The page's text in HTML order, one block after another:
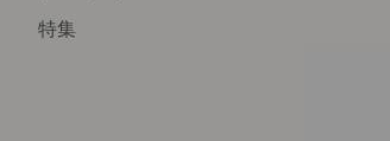
特集